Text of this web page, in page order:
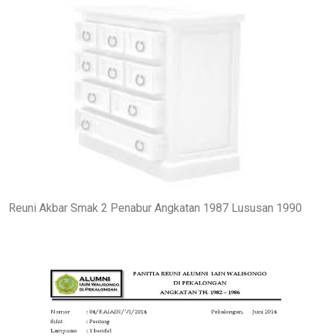
Reuni Akbar Smak 2 Penabur Angkatan 1987 Lususan 1990